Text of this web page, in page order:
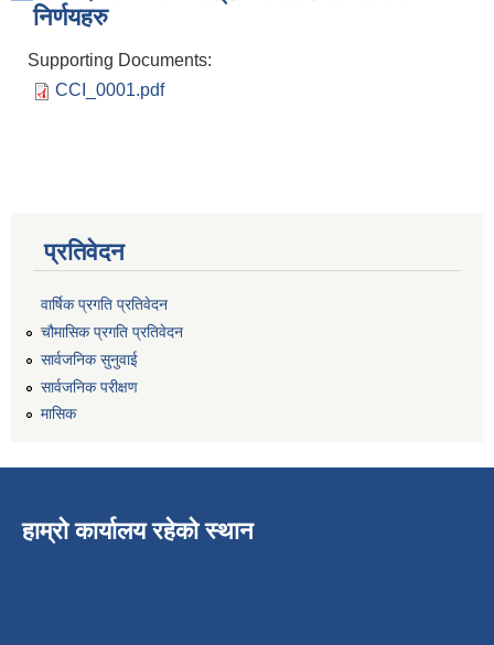
निर्णयहरु
Supporting Documents:
CCI_0001.pdf
प्रतिवेदन
वार्षिक प्रगति प्रतिवेदन
चौमासिक प्रगति प्रतिवेदन
सार्वजनिक सुनुवाई
सार्वजनिक परीक्षण
मासिक
हाम्रो कार्यालय रहेको स्थान